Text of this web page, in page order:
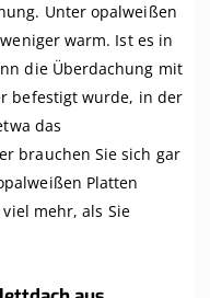
Unter opalweißen
warm. Ist es in
die Überdachung mit
befestigt wurde, in der
das
brauchen Sie sich gar
Platten
mehr, als Sie